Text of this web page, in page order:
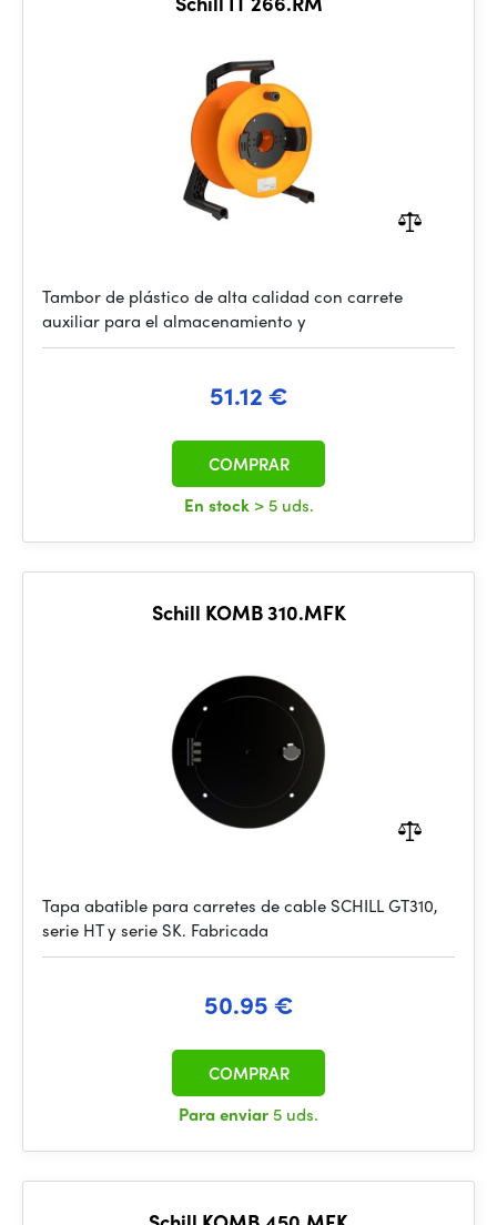
Tambor de plástico de alta calidad con carrete
auxiliar para el almacenamiento y
51.12 €
En stock > 5 uds.
COMPRAR
Schill KOMB 310.MFK
Tapa abatible para carretes de cable SCHILL GT310,
serie HT y serie SK. Fabricada
50.95 €
Para enviar 5 uds.
COMPRAR